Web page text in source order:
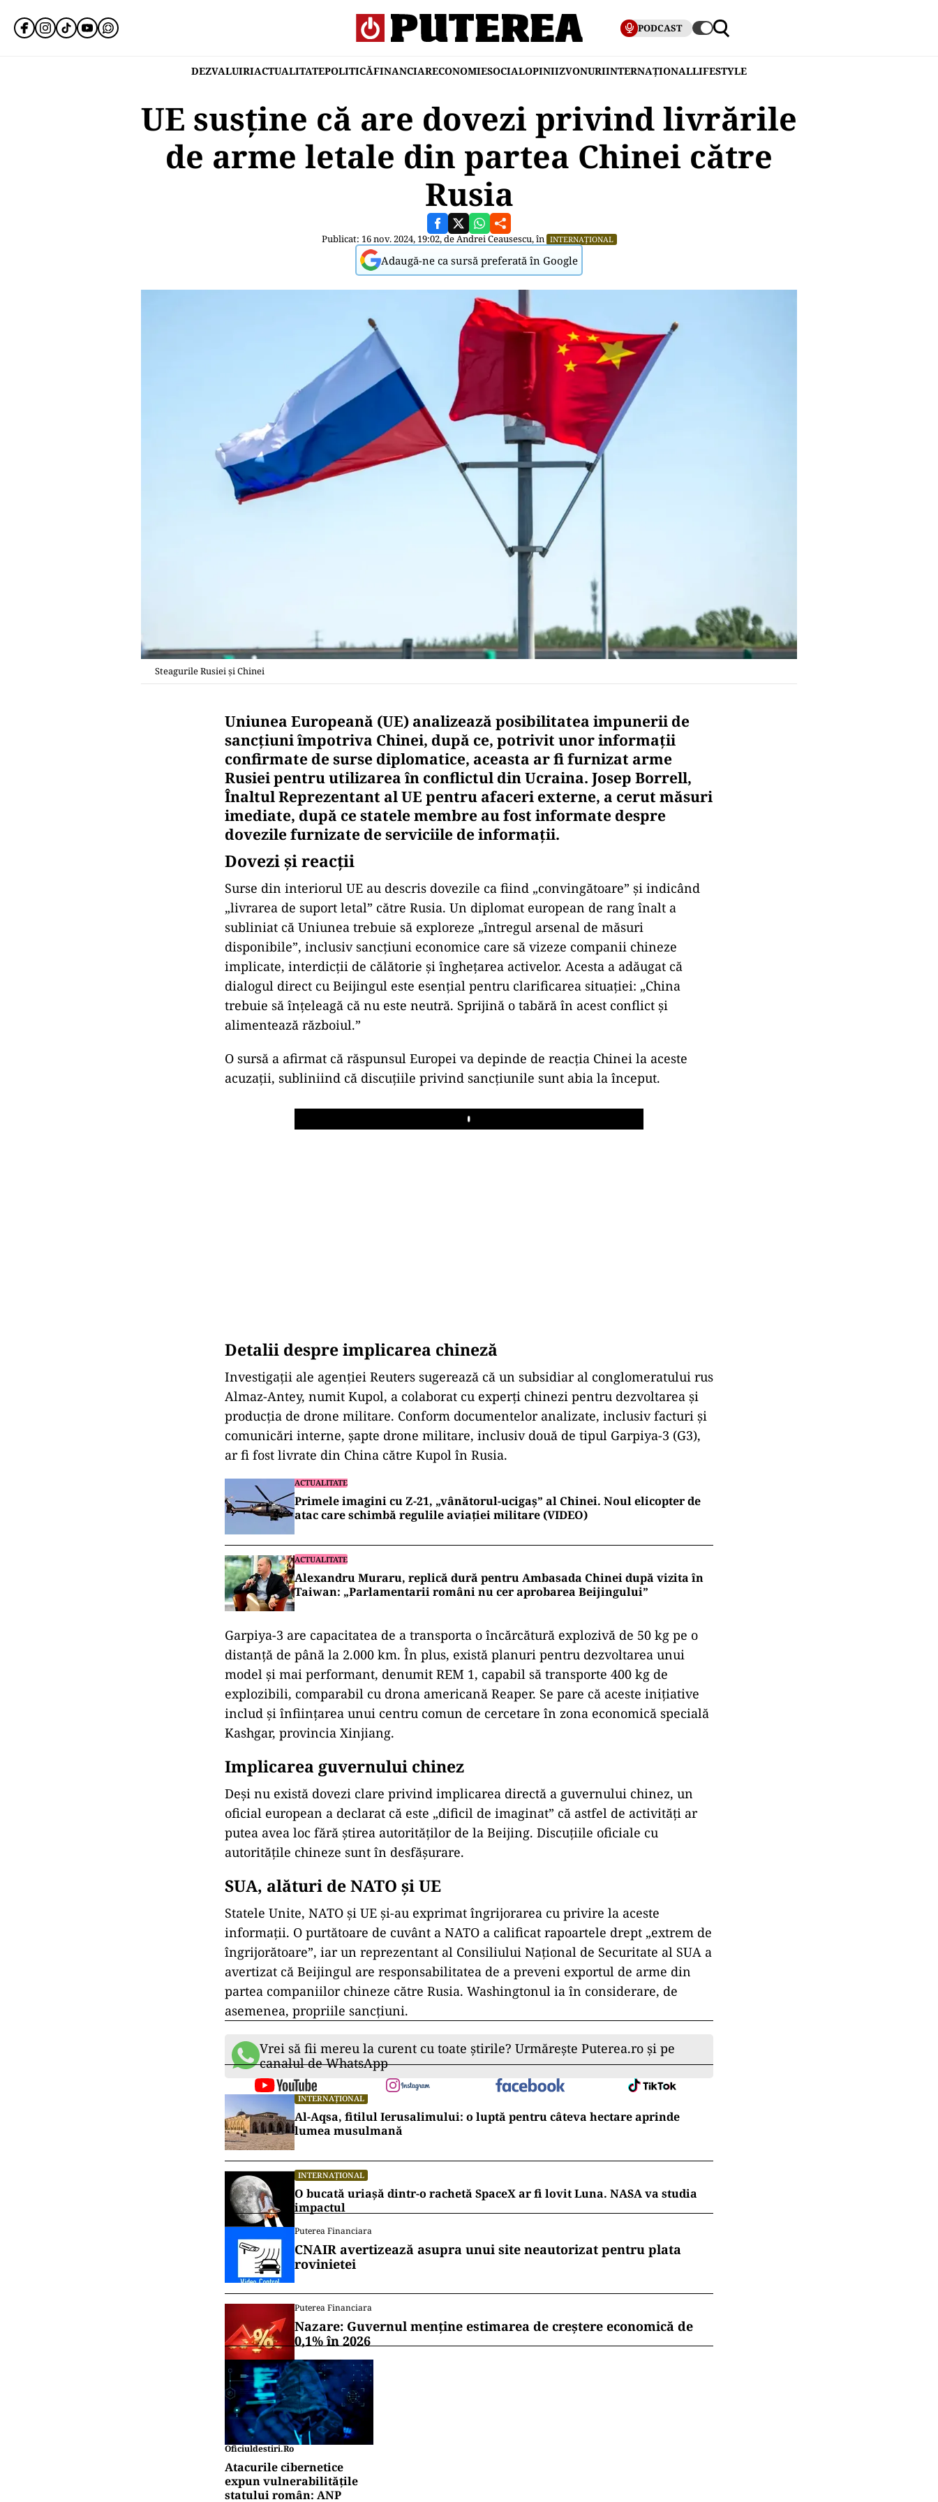
PODCAST
DEZVALUIRIACTUALITATEPOLITICĂFINANCIARECONOMIESOCIALOPINIIZVONURIINTERNAȚIONALLIFESTYLE
UE susține că are dovezi privind livrările
de arme letale din partea Chinei către
Rusia
Publicat: 16 nov. 2024, 19:02, deAndrei Ceausescu, în INTERNAȚIONAL
Adaugă-ne ca sursă preferată în Google
Steagurile Rusiei și Chinei
Uniunea Europeană (UE) analizează posibilitatea impunerii de
sancțiuni împotriva Chinei, după ce, potrivit unor informații
confirmate de surse diplomatice, aceasta ar fi furnizat arme
Rusiei pentru utilizarea în conflictul din Ucraina. Josep Borrell,
Înaltul Reprezentant al UE pentru afaceri externe, a cerut măsuri
imediate, după ce statele membre au fost informate despre
dovezile furnizate de serviciile de informații.
Dovezi și reacții
Surse din interiorul UE au descris dovezile ca fiind „convingătoare” și indicând
„livrarea de suport letal” către Rusia. Un diplomat european de rang înalt a
subliniat că Uniunea trebuie să exploreze „întregul arsenal de măsuri
disponibile”, inclusiv sancțiuni economice care să vizeze companii chineze
implicate, interdicții de călătorie și înghețarea activelor. Acesta a adăugat că
dialogul direct cu Beijingul este esențial pentru clarificarea situației: „China
trebuie să înțeleagă că nu este neutră. Sprijină o tabără în acest conflict și
alimentează războiul.”
O sursă a afirmat că răspunsul Europei va depinde de reacția Chinei la aceste
acuzații, subliniind că discuțiile privind sancțiunile sunt abia la început.
Play
Detalii despre implicarea chineză
Investigații ale agenției Reuters sugerează că un subsidiar al conglomeratului rus
Almaz-Antey, numit Kupol, a colaborat cu experți chinezi pentru dezvoltarea și
producția de drone militare. Conform documentelor analizate, inclusiv facturi și
comunicări interne, șapte drone militare, inclusiv două de tipul Garpiya-3 (G3),
ar fi fost livrate din China către Kupol în Rusia.
ACTUALITATE
Primele imagini cu Z-21, „vânătorul-ucigaș” al Chinei. Noul elicopter de
atac care schimbă regulile aviației militare (VIDEO)
ACTUALITATE
Alexandru Muraru, replică dură pentru Ambasada Chinei după vizita în
Taiwan: „Parlamentarii români nu cer aprobarea Beijingului”
Garpiya-3 are capacitatea de a transporta o încărcătură explozivă de 50 kg pe o
distanță de până la 2.000 km. În plus, există planuri pentru dezvoltarea unui
model și mai performant, denumit REM 1, capabil să transporte 400 kg de
explozibili, comparabil cu drona americană Reaper. Se pare că aceste inițiative
includ și înființarea unui centru comun de cercetare în zona economică specială
Kashgar, provincia Xinjiang.
Implicarea guvernului chinez
Deși nu există dovezi clare privind implicarea directă a guvernului chinez, un
oficial european a declarat că este „dificil de imaginat” că astfel de activități ar
putea avea loc fără știrea autorităților de la Beijing. Discuțiile oficiale cu
autoritățile chineze sunt în desfășurare.
SUA, alături de NATO și UE
Statele Unite, NATO și UE și-au exprimat îngrijorarea cu privire la aceste
informații. O purtătoare de cuvânt a NATO a calificat rapoartele drept „extrem de
îngrijorătoare”, iar un reprezentant al Consiliului Național de Securitate al SUA a
avertizat că Beijingul are responsabilitatea de a preveni exportul de arme din
partea companiilor chineze către Rusia. Washingtonul ia în considerare, de
asemenea, propriile sancțiuni.
Vrei să fii mereu la curent cu toate știrile? Urmărește Puterea.ro și pe
canalul de WhatsApp
INTERNAȚIONAL
Al-Aqsa, fitilul Ierusalimului: o luptă pentru câteva hectare aprinde
lumea musulmană
INTERNAȚIONAL
O bucată uriașă dintr-o rachetă SpaceX ar fi lovit Luna. NASA va studia
impactul
Puterea Financiara
CNAIR avertizează asupra unui site neautorizat pentru plata
rovinietei
Puterea Financiara
Nazare: Guvernul menține estimarea de creștere economică de
0,1% în 2026
Oficiuldestiri.ro
Atacurile cibernetice
expun vulnerabilitățile
statului român: ANP